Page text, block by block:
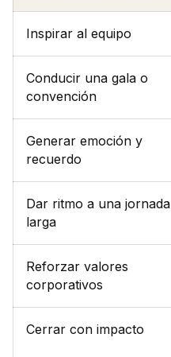
Inspirar al equipo
Conducir una gala o
convención
Generar emoción y
recuerdo
Dar ritmo a una jornada
larga
Reforzar valores
corporativos
Cerrar con impacto